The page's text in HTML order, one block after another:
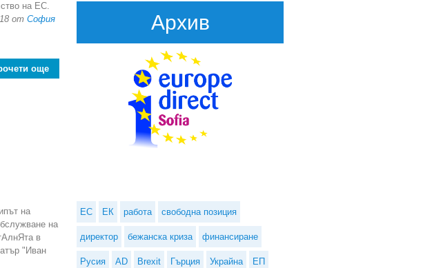
на ЕС.
от София
още about Страхотна природа, кисело мляко и "София диша"
на
на
в
"Иван
Архив
ЕС ЕК работа свободна позиция
директор бежанска криза финансиране
Русия AD Brexit Гърция Украйна ЕП